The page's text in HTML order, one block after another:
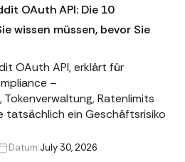
OAuth API: Die 10
wissen müssen, bevor Sie
OAuth API, erklärt für
–
Ratenlimits
tatsächlich ein Geschäftsrisiko
Datum:July 30, 2026